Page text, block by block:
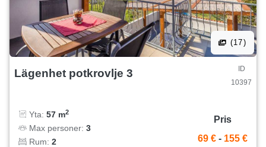
(17)
Lägenhet potkrovlje 3
ID
10397
Yta: 57 m2
Max personer: 3
Rum: 2
Pris
69 € - 155 €